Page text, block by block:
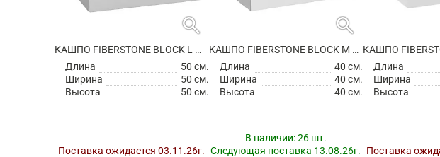
search
КАШПО FIBERSTONE BLOCK L MATT WHITE
Длина
50 см.
Ширина
50 см.
Высота
50 см.
Поставка ожидается 03.11.26г.
search
КАШПО FIBERSTONE BLOCK M GLOSSY WHITE
Длина
40 см.
Ширина
40 см.
Высота
40 см.
В наличии:26 шт.
Следующая поставка 13.08.26г.
Длина
Ширина
Высота
Поставка